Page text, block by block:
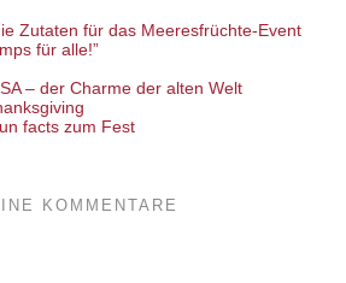
für alle!”
– der Charme der alten Welt
facts zum Fest
KOMMENTARE